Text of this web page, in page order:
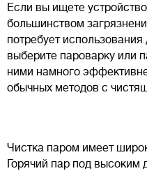
Если вы ищете
большинством
потребует
выберите пароварку или
ними намного
обычных методов с
Чистка паром имеет
Горячий пар под